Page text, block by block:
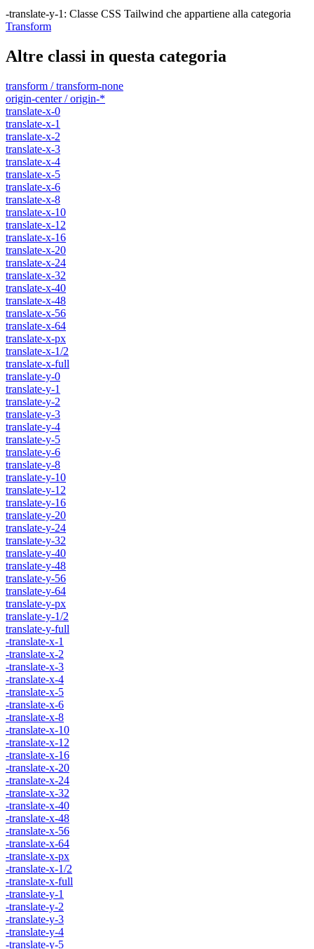
-translate-y-1 : Classe CSS Tailwind che appartiene alla categoria
Transform
Altre classi in questa categoria
transform / transform-none
origin-center / origin-*
translate-x-0
translate-x-1
translate-x-2
translate-x-3
translate-x-4
translate-x-5
translate-x-6
translate-x-8
translate-x-10
translate-x-12
translate-x-16
translate-x-20
translate-x-24
translate-x-32
translate-x-40
translate-x-48
translate-x-56
translate-x-64
translate-x-px
translate-x-1/2
translate-x-full
translate-y-0
translate-y-1
translate-y-2
translate-y-3
translate-y-4
translate-y-5
translate-y-6
translate-y-8
translate-y-10
translate-y-12
translate-y-16
translate-y-20
translate-y-24
translate-y-32
translate-y-40
translate-y-48
translate-y-56
translate-y-64
translate-y-px
translate-y-1/2
translate-y-full
-translate-x-1
-translate-x-2
-translate-x-3
-translate-x-4
-translate-x-5
-translate-x-6
-translate-x-8
-translate-x-10
-translate-x-12
-translate-x-16
-translate-x-20
-translate-x-24
-translate-x-32
-translate-x-40
-translate-x-48
-translate-x-56
-translate-x-64
-translate-x-px
-translate-x-1/2
-translate-x-full
-translate-y-1
-translate-y-2
-translate-y-3
-translate-y-4
-translate-y-5